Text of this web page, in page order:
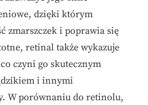
dzięki którym
zmarszczek i poprawia się
retinal także wykazuje
czyni go skutecznym
i innymi
W porównaniu do retinolu,